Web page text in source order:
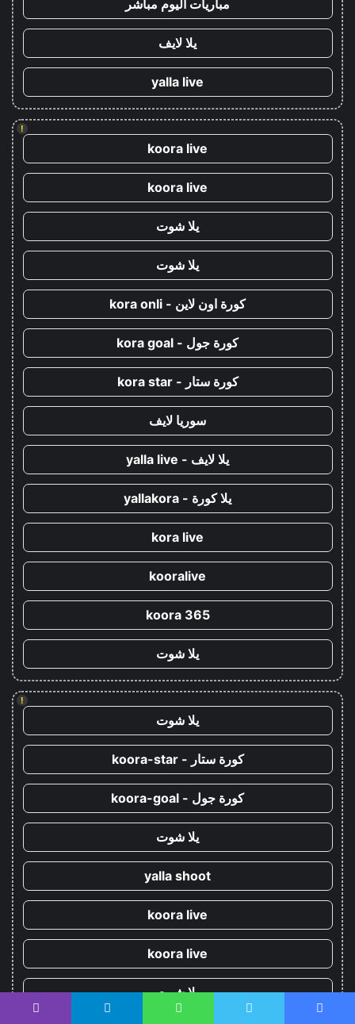
مباريات اليوم مباشر
يلا لايف
yalla live
!
koora live
koora live
يلا شوت
يلا شوت
كورة اون لاين - kora onli
كورة جول - kora goal
كورة ستار - kora star
سوريا لايف
يلا لايف - yalla live
يلا كورة - yallakora
kora live
kooralive
koora 365
يلا شوت
!
يلا شوت
كورة ستار - koora-star
كورة جول - koora-goal
يلا شوت
yalla shoot
koora live
koora live
يلا شوت